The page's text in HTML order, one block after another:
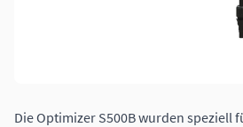
Die Optimizer S500B wurden speziell